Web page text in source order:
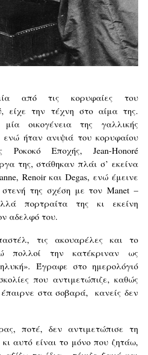
από τις κορυφαίες του
είχε την τέχνη στο αίμα της.
οικογένεια της γαλλικής
ενώ ήταν ανιψιά του κορυφαίου
Ροκοκό Εποχής, Jean-Honoré
της, στάθηκαν πλάι σ’ εκείνα
Renoir και Degas, ενώ έμεινε
της σχέση με τον Manet –
πορτραίτα της κι εκείνη
αδελφό του.
τις ακουαρέλες και το
πολλοί την κατέκριναν ως
Έγραφε στο ημερολόγιό
που αντιμετώπιζε, καθώς
έπαιρνε στα σοβαρά, κανείς δεν
ποτέ, δεν αντιμετώπισε τη
αυτό είναι το μόνο που ζητάω,